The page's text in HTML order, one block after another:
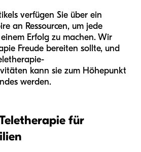
verfügen Sie über ein
an Ressourcen, um jede
Erfolg zu machen. Wir
Freude bereiten sollte, und
kann sie zum Höhepunkt
werden.
für